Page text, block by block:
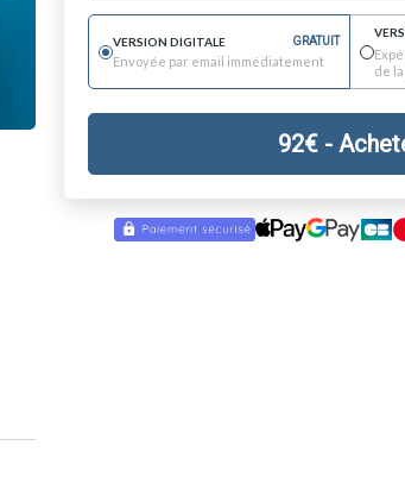
VERSION DIGITALE GRATUIT
Envoyée par email immédiatement
de la
92€-